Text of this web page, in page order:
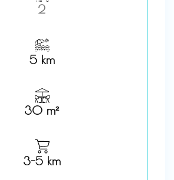
2
5 km
30 m²
3-5 km